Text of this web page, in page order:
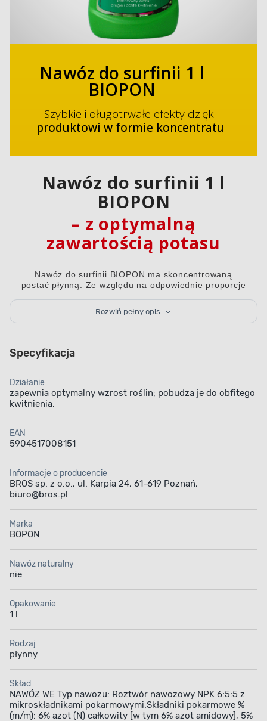
Nawóz do surfinii 1 l
BIOPON
Szybkie i długotrwałe efekty dzięki
produktowi w formie koncentratu
Nawóz do surfinii 1 l
BIOPON
– z optymalną
zawartością potasu
Nawóz do surfinii BIOPON ma skoncentrowaną
postać płynną. Ze względu na odpowiednie proporcje
optymalny wzrost roślin, a właściwa zawartość potasu
przekłada się na ich długie i obfite kwitnienie. Środek
koncentratu
Poprawia kwitnienie
kwiatów i liści
Rozwiń pełny opis
Specyfikacja
Działanie
zapewnia optymalny wzrost roślin; pobudza je do obfitego
kwitnienia.
EAN
5904517008151
Informacje o producencie
BROS sp. z o.o., ul. Karpia 24, 61-619 Poznań,
biuro@bros.pl
Marka
BOPON
Nawóz naturalny
nie
Opakowanie
1 l
Rodzaj
płynny
Skład
NAWÓZ WE Typ nawozu: Roztwór nawozowy NPK 6:5:5 z
mikroskładnikami pokarmowymi.Składniki pokarmowe %
(m/m): 6% azot (N) całkowity [w tym 6% azot amidowy], 5%